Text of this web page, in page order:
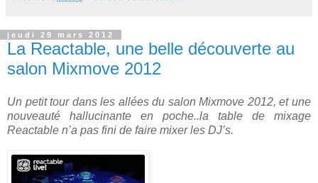
jeudi 29 mars 2012
La Reactable, une belle découverte au
salon Mixmove 2012
Un petit tour dans les allées du salon Mixmove 2012, et une
nouveauté hallucinante en poche..la table de mixage
Reactable n’a pas fini de faire mixer les DJ’s.